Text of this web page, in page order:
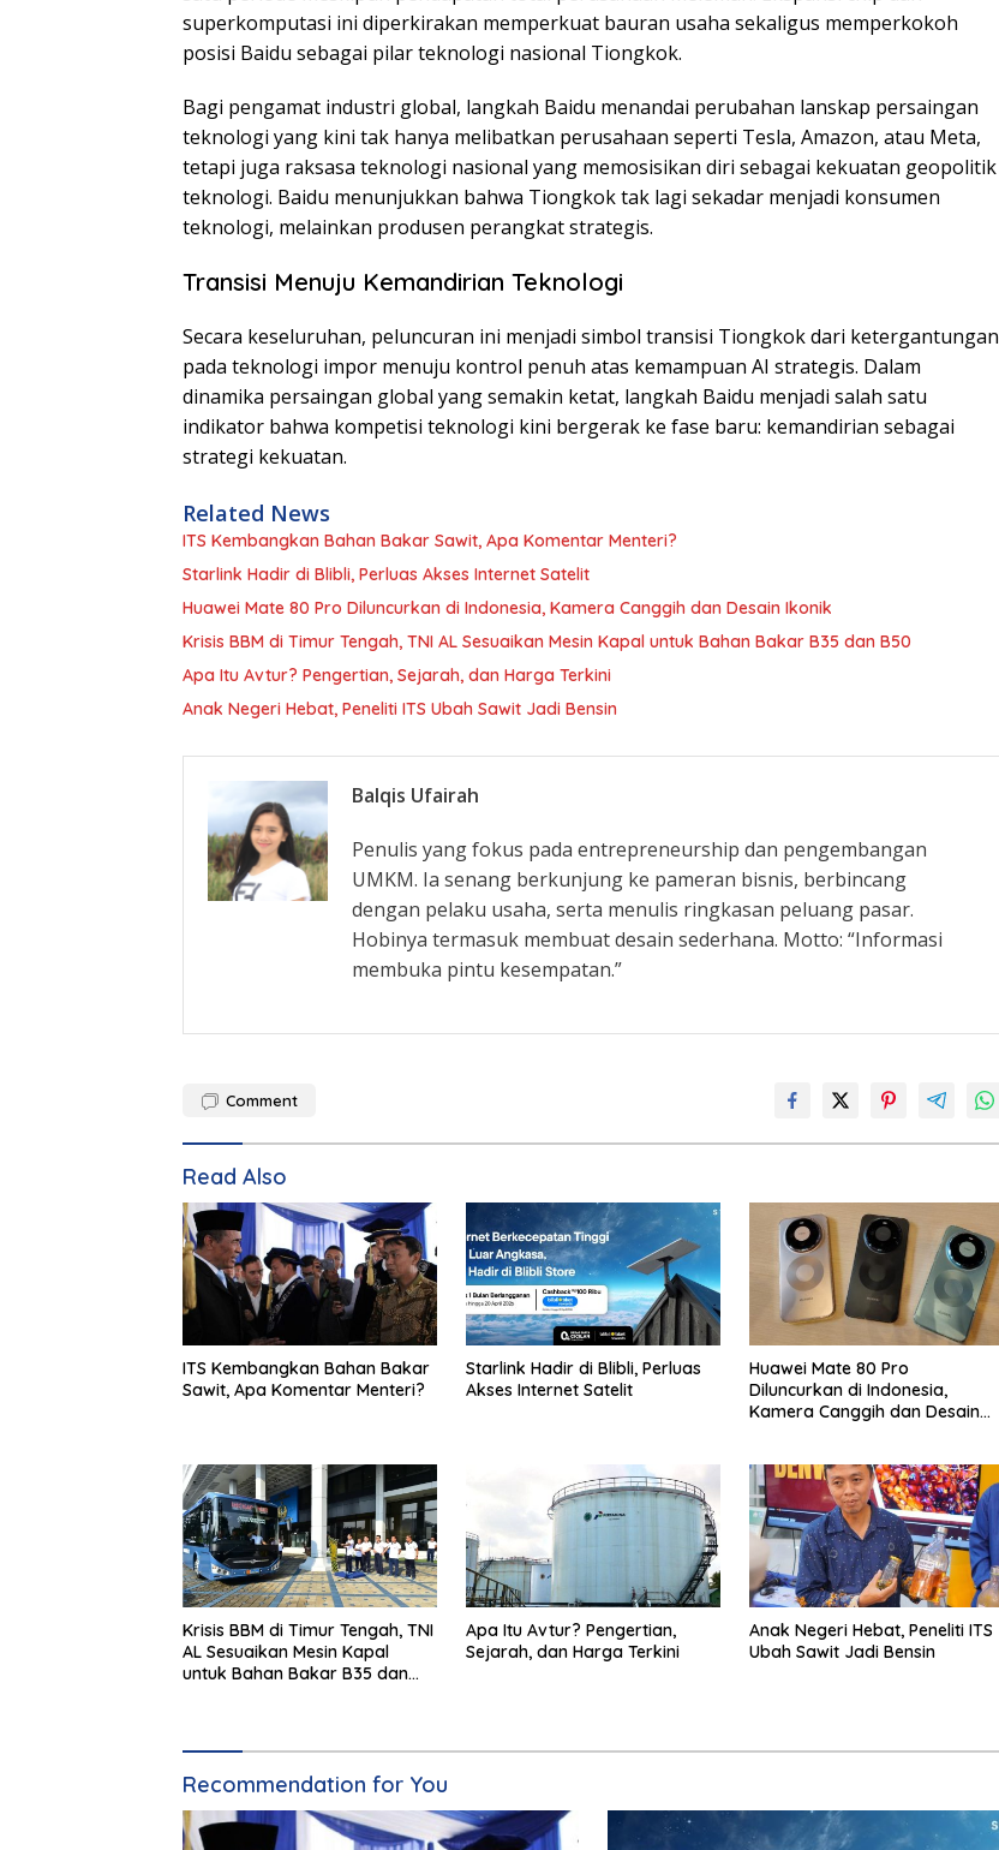
superkomputasi ini diperkirakan memperkuat bauran usaha sekaligus memperkokoh
posisi Baidu sebagai pilar teknologi nasional Tiongkok.
Bagi pengamat industri global, langkah Baidu menandai perubahan lanskap persaingan
teknologi yang kini tak hanya melibatkan perusahaan seperti Tesla, Amazon, atau Meta,
tetapi juga raksasa teknologi nasional yang memosisikan diri sebagai kekuatan geopolitik
teknologi. Baidu menunjukkan bahwa Tiongkok tak lagi sekadar menjadi konsumen
teknologi, melainkan produsen perangkat strategis.
Transisi Menuju Kemandirian Teknologi
Secara keseluruhan, peluncuran ini menjadi simbol transisi Tiongkok dari ketergantungan
pada teknologi impor menuju kontrol penuh atas kemampuan AI strategis. Dalam
dinamika persaingan global yang semakin ketat, langkah Baidu menjadi salah satu
indikator bahwa kompetisi teknologi kini bergerak ke fase baru: kemandirian sebagai
strategi kekuatan.
Related News
ITS Kembangkan Bahan Bakar Sawit, Apa Komentar Menteri?
Starlink Hadir di Blibli, Perluas Akses Internet Satelit
Huawei Mate 80 Pro Diluncurkan di Indonesia, Kamera Canggih dan Desain Ikonik
Krisis BBM di Timur Tengah, TNI AL Sesuaikan Mesin Kapal untuk Bahan Bakar B35 dan B50
Apa Itu Avtur? Pengertian, Sejarah, dan Harga Terkini
Anak Negeri Hebat, Peneliti ITS Ubah Sawit Jadi Bensin
Balqis Ufairah
Penulis yang fokus pada entrepreneurship dan pengembangan
UMKM. Ia senang berkunjung ke pameran bisnis, berbincang
dengan pelaku usaha, serta menulis ringkasan peluang pasar.
Hobinya termasuk membuat desain sederhana. Motto: “Informasi
membuka pintu kesempatan.”
Comment
Read Also
ITS Kembangkan Bahan Bakar
Sawit, Apa Komentar Menteri?
Starlink Hadir di Blibli, Perluas
Akses Internet Satelit
Huawei Mate 80 Pro
Diluncurkan di Indonesia,
Kamera Canggih dan Desain
Krisis BBM di Timur Tengah, TNI
AL Sesuaikan Mesin Kapal
untuk Bahan Bakar B35 dan
Apa Itu Avtur? Pengertian,
Sejarah, dan Harga Terkini
Anak Negeri Hebat, Peneliti ITS
Ubah Sawit Jadi Bensin
Recommendation for You